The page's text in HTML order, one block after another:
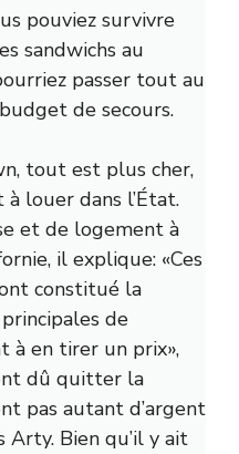
pouviez survivre
sandwichs au
passer tout au
de secours.
tout est plus cher,
louer dans l’État.
et de logement à
il explique: «Ces
constitué la
de
à en tirer un prix»,
dû quitter la
pas autant d’argent
Bien qu’il y ait